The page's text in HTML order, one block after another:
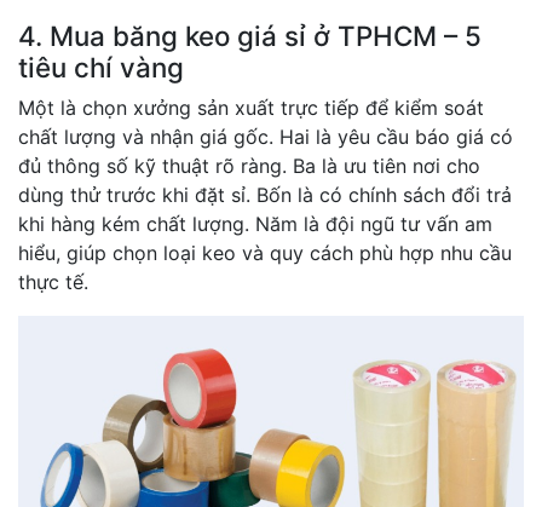
4. Mua băng keo giá sỉ ở TPHCM – 5
tiêu chí vàng
Một là chọn xưởng sản xuất trực tiếp để kiểm soát
chất lượng và nhận giá gốc. Hai là yêu cầu báo giá có
đủ thông số kỹ thuật rõ ràng. Ba là ưu tiên nơi cho
dùng thử trước khi đặt sỉ. Bốn là có chính sách đổi trả
khi hàng kém chất lượng. Năm là đội ngũ tư vấn am
hiểu, giúp chọn loại keo và quy cách phù hợp nhu cầu
thực tế.